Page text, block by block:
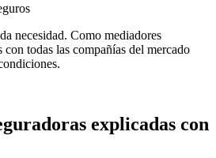
necesidad. Como mediadores
con todas las compañías del mercado
explicadas con